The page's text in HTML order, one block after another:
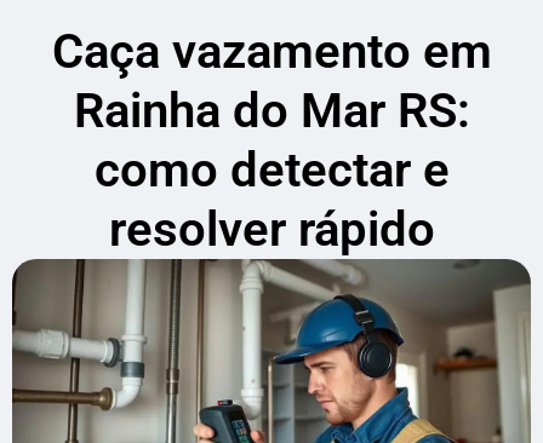
Caça vazamento em
Rainha do Mar RS:
como detectar e
resolver rápido